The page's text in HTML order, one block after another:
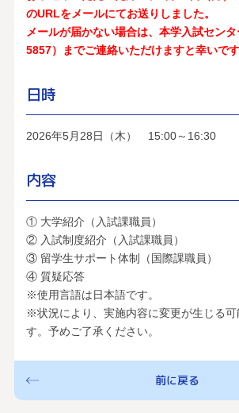
のURLをメールにてお送りしました。
メールが届かない場合は、本学入試セン
5857）までご連絡いただけますと幸いです
日時
2026年5月28日（木） 15:00～16:30
内容
① 大学紹介（入試課職員）
② 入試制度紹介（入試課職員）
③ 留学生サポート体制（国際課職員）
④ 質疑応答
※使用言語は日本語です。
※状況により、実施内容に変更が生じる可
す。予めご了承ください。
前に戻る